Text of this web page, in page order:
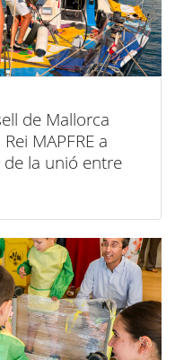
de Mallorca
MAPFRE a
la unió entre